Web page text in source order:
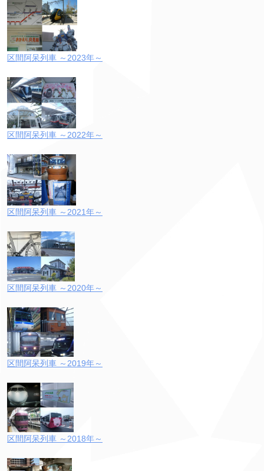
区間阿呆列車 ～2023年～
区間阿呆列車 ～2022年～
区間阿呆列車 ～2021年～
区間阿呆列車 ～2020年～
区間阿呆列車 ～2019年～
区間阿呆列車 ～2018年～